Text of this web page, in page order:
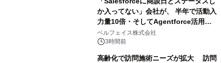
か入ってない」会社が、 半年で活動入
力量10倍・そしてAgentforce活用へ
── 敷島住宅×bellSalesAI事例公開
ベルフェイス株式会社
3時間前
高齢化で訪問施術ニーズが拡大 訪問